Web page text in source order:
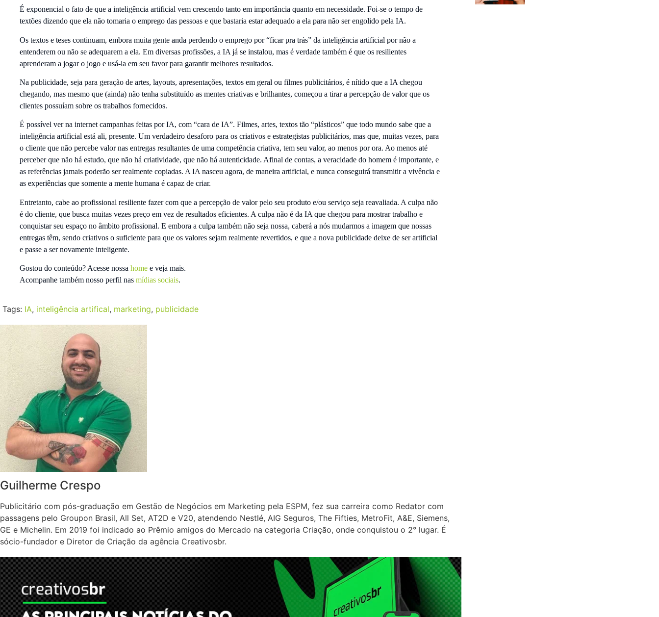
É exponencial o fato de que a inteligência artificial vem crescendo tanto em importância quanto em necessidade. Foi-se o tempo de
textões dizendo que ela não tomaria o emprego das pessoas e que bastaria estar adequado a ela para não ser engolido pela IA.
Os textos e teses continuam, embora muita gente anda perdendo o emprego por “ficar pra trás” da inteligência artificial por não a
entenderem ou não se adequarem a ela. Em diversas profissões, a IA já se instalou, mas é verdade também é que os resilientes
aprenderam a jogar o jogo e usá-la em seu favor para garantir melhores resultados.
Na publicidade, seja para geração de artes, layouts, apresentações, textos em geral ou filmes publicitários, é nítido que a IA chegou
chegando, mas mesmo que (ainda) não tenha substituído as mentes criativas e brilhantes, começou a tirar a percepção de valor que os
clientes possuíam sobre os trabalhos fornecidos.
É possível ver na internet campanhas feitas por IA, com “cara de IA”. Filmes, artes, textos tão “plásticos” que todo mundo sabe que a
inteligência artificial está ali, presente. Um verdadeiro desaforo para os criativos e estrategistas publicitários, mas que, muitas vezes, para
o cliente que não percebe valor nas entregas resultantes de uma competência criativa, tem seu valor, ao menos por ora. Ao menos até
perceber que não há estudo, que não há criatividade, que não há autenticidade. Afinal de contas, a veracidade do homem é importante, e
as referências jamais poderão ser realmente copiadas. A IA nasceu agora, de maneira artificial, e nunca conseguirá transmitir a vivência e
as experiências que somente a mente humana é capaz de criar.
Entretanto, cabe ao profissional resiliente fazer com que a percepção de valor pelo seu produto e/ou serviço seja reavaliada. A culpa não
é do cliente, que busca muitas vezes preço em vez de resultados eficientes. A culpa não é da IA que chegou para mostrar trabalho e
conquistar seu espaço no âmbito profissional. E embora a culpa também não seja nossa, caberá a nós mudarmos a imagem que nossas
entregas têm, sendo criativos o suficiente para que os valores sejam realmente revertidos, e que a nova publicidade deixe de ser artificial
e passe a ser novamente inteligente.
Gostou do conteúdo? Acesse nossa home e veja mais.
Acompanhe também nosso perfil nas mídias sociais.
Tags: IA, inteligência artifical, marketing, publicidade
Guilherme Crespo
Publicitário com pós-graduação em Gestão de Negócios em Marketing pela ESPM, fez sua carreira como Redator com
passagens pelo Groupon Brasil, All Set, AT2D e V20, atendendo Nestlé, AIG Seguros, The Fifties, MetroFit, A&E, Siemens,
GE e Michelin. Em 2019 foi indicado ao Prêmio amigos do Mercado na categoria Criação, onde conquistou o 2° lugar. É
sócio-fundador e Diretor de Criação da agência Creativosbr.